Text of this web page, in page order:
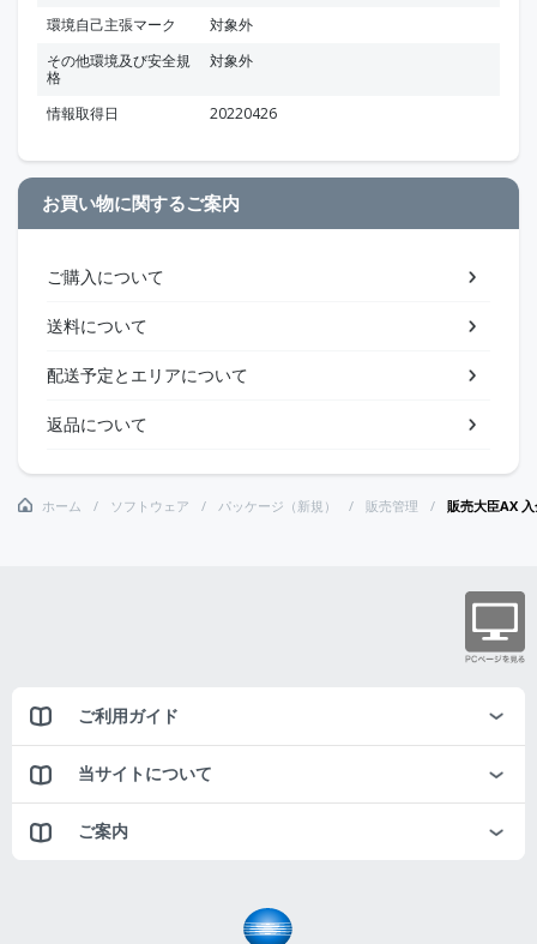
環境自己主張マーク
対象外
その他環境及び安全規
格
対象外
情報取得日 20220426
お買い物に関するご案内
ご購入について
送料について
配送予定とエリアについて
返品について
ホーム ソフトウェア パッケージ（新規） 販売管理 販売大臣AX
ご利用ガイド
当サイトについて
ご案内